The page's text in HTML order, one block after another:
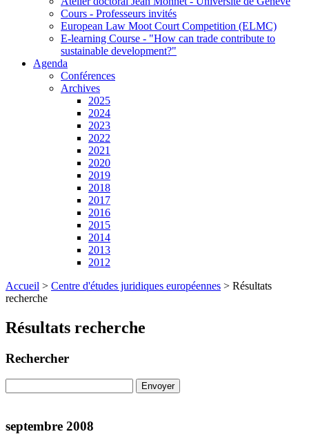
Cours - Professeurs invités
European Law Moot Court Competition (ELMC)
E-learning Course - "How can trade contribute to
sustainable development?"
Agenda
Conférences
Archives
2025
2024
2023
2022
2021
2020
2019
2018
2017
2016
2015
2014
2013
2012
Accueil > Centre d'études juridiques européennes > Résultats
recherche
Résultats recherche
Rechercher
septembre 2008